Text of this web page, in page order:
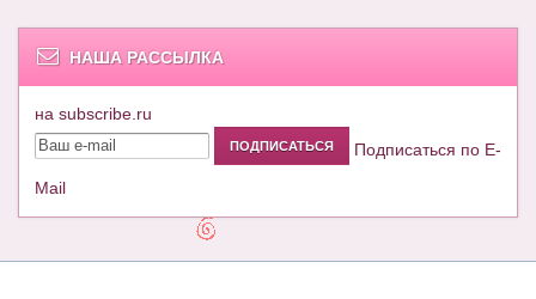
НАША РАССЫЛКА
на subscribe.ru
Подписаться по E-
Mail